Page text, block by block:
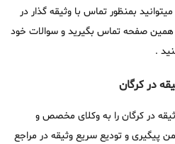
بمنظور تماس با وثیقه گذار در
همین صفحه تماس بگیرید و سوالات خود
.
در کرگان
در کرگان را به وکلای مخصص و
پیگیری و تودیع سریع وثیقه در مراجع